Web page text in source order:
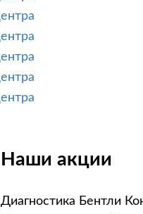
Наши акции
Диагностика Бентли